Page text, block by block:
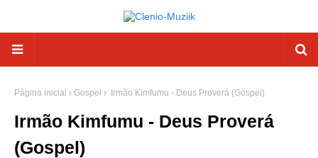
Página inicial Gospel Irmão Kimfumu - Deus Proverá (Gospel)
Irmão Kimfumu - Deus Proverá
(Gospel)